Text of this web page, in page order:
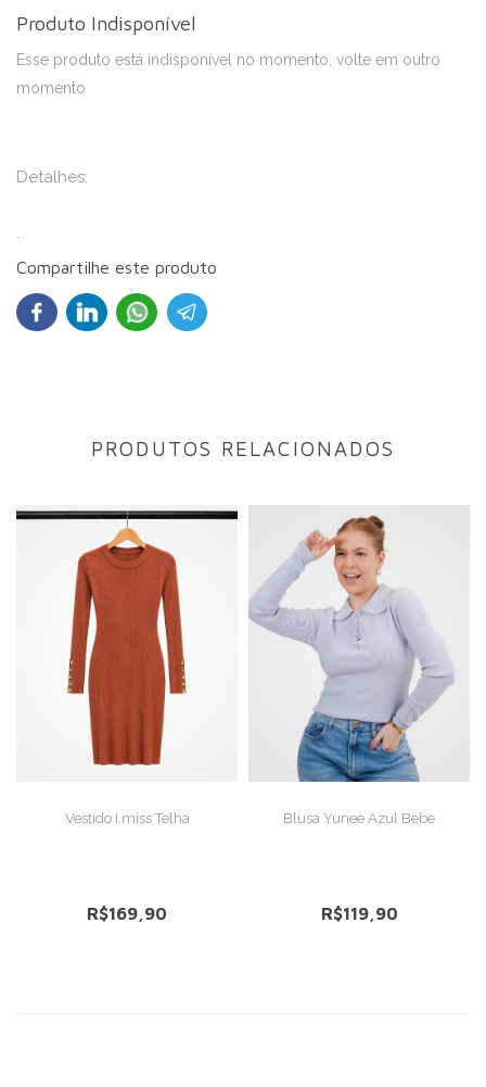
Produto Indisponível
Esse produto está indisponível no momento, volte em outro
momento
Detalhes:
Compartilhe este produto
PRODUTOS RELACIONADOS
Vestido I.miss Telha
R$169,90
Blusa Yunee Azul Bebe
R$119,90